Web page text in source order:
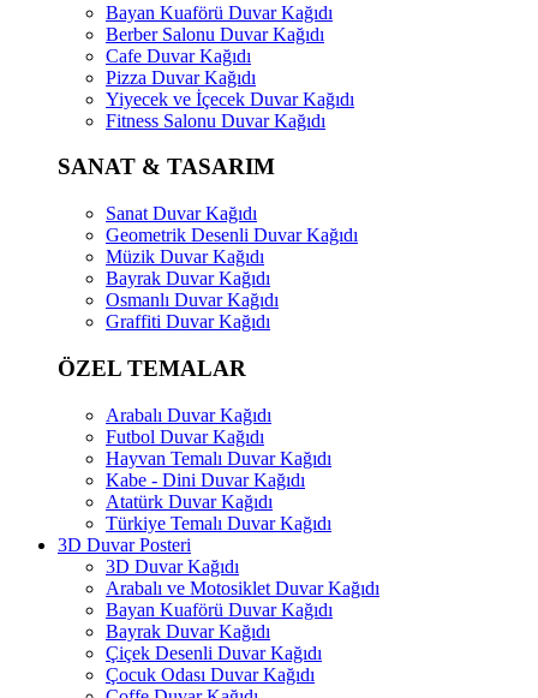
Bayan Kuaförü Duvar Kağıdı
Berber Salonu Duvar Kağıdı
Cafe Duvar Kağıdı
Pizza Duvar Kağıdı
Yiyecek ve İçecek Duvar Kağıdı
Fitness Salonu Duvar Kağıdı
SANAT & TASARIM
Sanat Duvar Kağıdı
Geometrik Desenli Duvar Kağıdı
Müzik Duvar Kağıdı
Bayrak Duvar Kağıdı
Osmanlı Duvar Kağıdı
Graffiti Duvar Kağıdı
ÖZEL TEMALAR
Arabalı Duvar Kağıdı
Futbol Duvar Kağıdı
Hayvan Temalı Duvar Kağıdı
Kabe - Dini Duvar Kağıdı
Atatürk Duvar Kağıdı
Türkiye Temalı Duvar Kağıdı
3D Duvar Posteri
3D Duvar Kağıdı
Arabalı ve Motosiklet Duvar Kağıdı
Bayan Kuaförü Duvar Kağıdı
Bayrak Duvar Kağıdı
Çiçek Desenli Duvar Kağıdı
Çocuk Odası Duvar Kağıdı